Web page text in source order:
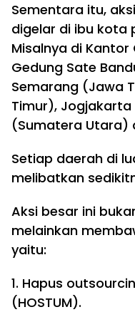
Sementara itu,
digelar di ibu kota
Misalnya di
Gedung Sate
Semarang (Jawa
Timur), Jogjakarta
(Sumatera Utara)
Setiap daerah di
melibatkan
Aksi besar ini
melainkan
yaitu:
1. Hapus
(HOSTUM).